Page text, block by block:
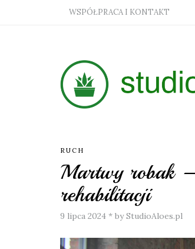
WSPÓŁPRACA I KONTAKT
RUCH
Martwy robak –
rehabilitacji
9 lipca 2024 * by StudioAloes.pl